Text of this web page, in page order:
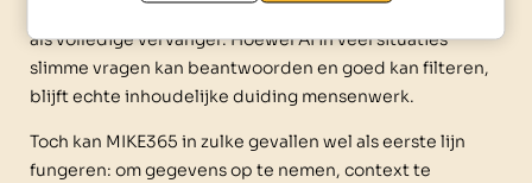
adviseur? Dan is een AI-telefonist soms minder passend
als volledige vervanger. Hoewel AI in veel situaties
slimme vragen kan beantwoorden en goed kan filteren,
blijft echte inhoudelijke duiding mensenwerk.
Toch kan MIKE365 in zulke gevallen wel als eerste lijn
fungeren: om gegevens op te nemen, context te